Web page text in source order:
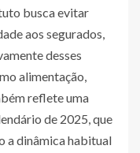
busca evitar
aos segurados,
desses
alimentação,
reflete uma
de 2025, que
a dinâmica habitual